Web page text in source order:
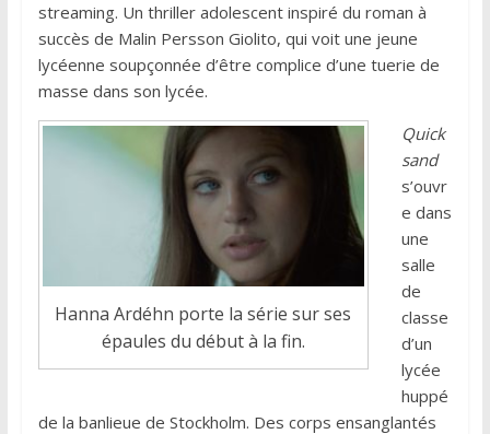
streaming. Un thriller adolescent inspiré du roman à
succès de Malin Persson Giolito, qui voit une jeune
lycéenne soupçonnée d’être complice d’une tuerie de
masse dans son lycée.
Hanna Ardéhn porte la série sur ses
épaules du début à la fin.
Quick
sand
s’ouvr
e dans
une
salle
de
classe
d’un
lycée
huppé
de la banlieue de Stockholm. Des corps ensanglantés